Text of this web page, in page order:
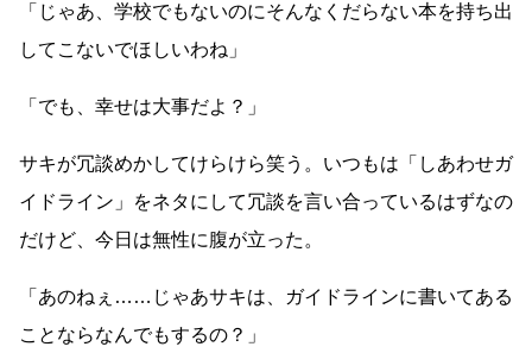
「じゃあ、学校でもないのにそんなくだらない本を持ち出
してこないでほしいわね」
「でも、幸せは大事だよ？」
サキが冗談めかしてけらけら笑う。いつもは「しあわせガ
イドライン」をネタにして冗談を言い合っているはずなの
だけど、今日は無性に腹が立った。
「あのねぇ …… じゃあサキは、ガイドラインに書いてある
ことならなんでもするの？」